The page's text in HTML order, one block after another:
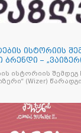
ისტორიის
–
ისტორიის შემდეგ
ბრენდი – „ვაიზერი“ (Wizer)